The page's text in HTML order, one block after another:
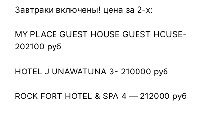
Завтраки включены! цена за 2-х:
MY PLACE GUEST HOUSE GUEST HOUSE-
202100 руб
HOTEL J UNAWATUNA 3- 210000 руб
ROCK FORT HOTEL & SPA 4 — 212000 руб